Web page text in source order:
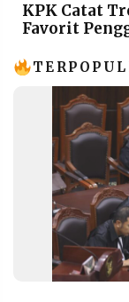
PENGADUAN
KAMI
KPK Catat
Favorit